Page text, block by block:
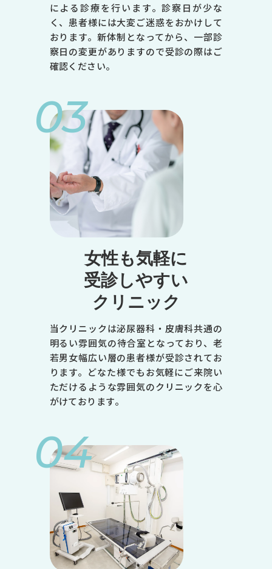
月
火
による診療を行います。診察日が少な
く、患者様には大変ご迷惑をおかけして
おります。新体制となってから、一部診
察日の変更がありますので受診の際はご
確認ください。
03
女性も気軽に
受診しやすい
クリニック
当クリニックは泌尿器科・皮膚科共通の
明るい雰囲気の待合室となっており、老
若男女幅広い層の患者様が受診されてお
ります。どなた様でもお気軽にご来院い
ただけるような雰囲気のクリニックを心
がけております。
04